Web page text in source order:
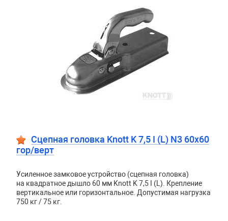
Сцепная головка Knott K 7,5 I (L) N3 60х60
гор/верт
Усиленное замковое устройство (сцепная головка)
на квадратное дышло 60 мм Knott K 7,5 I (L). Крепление
вертикальное или горизонтальное. Допустимая нагрузка
750 кг / 75 кг.